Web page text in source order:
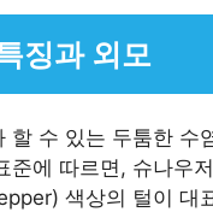
징과 외모
할 수 있는 두툼한
준에 따르면, 슈나우
색상의 털이 대